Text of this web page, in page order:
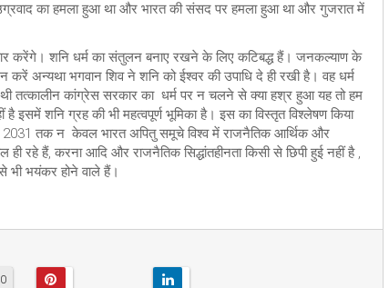
का हमला हुआ था और भारत की संसद पर हमला हुआ था और गुजरात में
करेंगे। शनि धर्म का संतुलन बनाए रखने के लिए कटिबद्ध हैं। जनकल्याण के
अन्यथा भगवान शिव ने शनि को ईश्वर की उपाधि दे ही रखी है। वह धर्म
तत्कालीन कांग्रेस सरकार का धर्म पर न चलने से क्या हश्र हुआ यह तो हम
इसमें शनि ग्रह की भी महत्वपूर्ण भूमिका है। इस का विस्तृत विश्लेषण किया
2031 तक न केवल भारत अपितु समूचे विश्व में राजनैतिक आर्थिक और
रहे हैं, करना आदि और राजनैतिक सिद्धांतहीनता किसी से छिपी हुई नहीं है ,
भी भयंकर होने वाले हैं।
0